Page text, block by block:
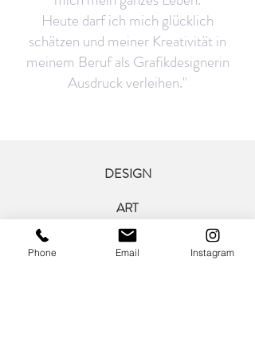
Heute darf ich mich glücklich
schätzen und meiner Kreativität in
meinem Beruf als Grafikdesignerin
Ausdruck verleihen."
DESIGN
ART
ABOUT
Phone Email Instagram